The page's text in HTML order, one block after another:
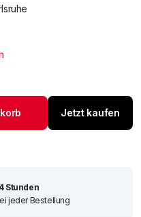
Jetzt kaufen
Stunden
jeder Bestellung